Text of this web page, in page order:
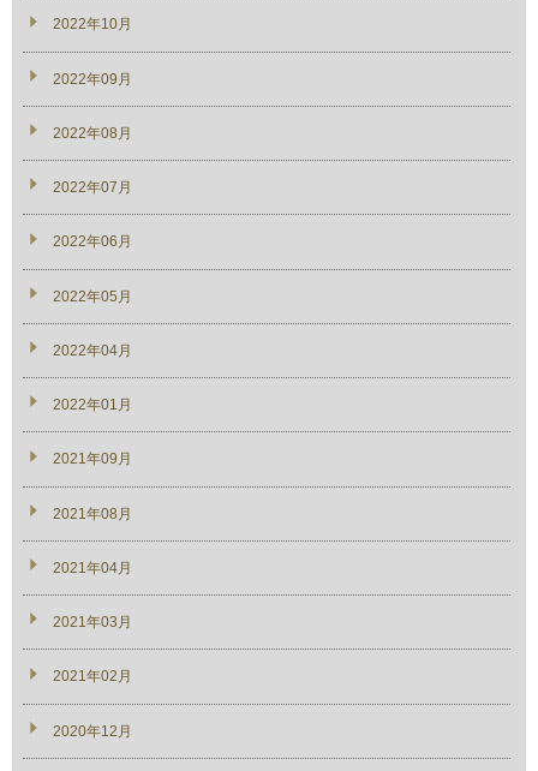
2022年10月
2022年09月
2022年08月
2022年07月
2022年06月
2022年05月
2022年04月
2022年01月
2021年09月
2021年08月
2021年04月
2021年03月
2021年02月
2020年12月